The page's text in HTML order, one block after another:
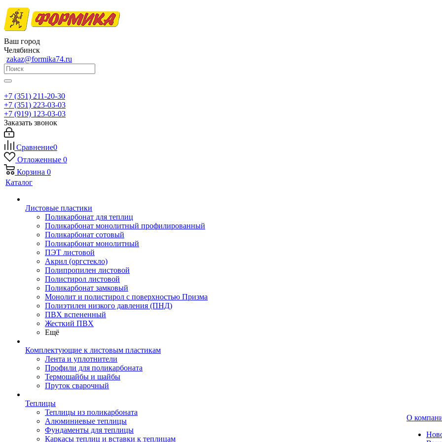
Ваш город
Челябинск
zakaz@formika74.ru
+7 (351) 211-20-30
+7 (351) 223-03-03
+7 (919) 123-03-03
Заказать звонок
Сравнение0
Отложенные 0
Корзина 0
Каталог
Листовые пластики
Поликарбонат для теплиц
Поликарбонат монолитный профилированный
Поликарбонат сотовый
Поликарбонат монолитный
ПЭТ листовой
Акрил (оргстекло)
Полипропилен листовой
Полистирол листовой
Поликарбонат замковый
Монолит и полистирол с поверхностью Призма
Полиэтилен низкого давления (ПНД)
ПВХ вспененный
Жесткий ПВХ
Ещё
Комплектующие к листовым пластикам
Лента и уплотнители
Профили для поликарбоната
Термошайбы и шайбы
Пруток сварочный
Теплицы
Теплицы из поликарбоната
Алюминиевые теплицы
Фундаменты для теплицы
Каркасы теплиц и вставки к теплицам
О